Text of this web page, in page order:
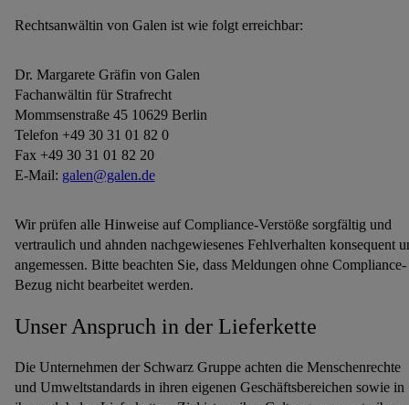
Rechtsanwältin von Galen ist wie folgt erreichbar:
Dr. Margarete Gräfin von Galen
Fachanwältin für Strafrecht
Mommsenstraße 45 10629 Berlin
Telefon +49 30 31 01 82 0
Fax +49 30 31 01 82 20
E-Mail: galen@galen.de
Wir prüfen alle Hinweise auf Compliance-Verstöße sorgfältig und
vertraulich und ahnden nachgewiesenes Fehlverhalten konsequent
angemessen. Bitte beachten Sie, dass Meldungen ohne Compliance-
Bezug nicht bearbeitet werden.
Unser Anspruch in der Lieferkette
Die Unternehmen der Schwarz Gruppe achten die Menschenrechte
und Umweltstandards in ihren eigenen Geschäftsbereichen sowie in